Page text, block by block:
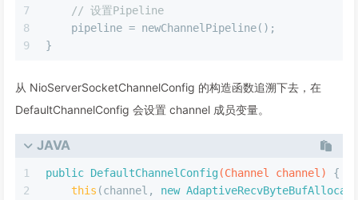
7
8
9
// 设置Pipeline
    pipeline = newChannelPipeline();
}
从 NioServerSocketChannelConfig 的构造函数追溯下去，在
DefaultChannelConfig 会设置 channel 成员变量。
JAVA
1
2
public DefaultChannelConfig(Channel channel)
{
this (channel, new